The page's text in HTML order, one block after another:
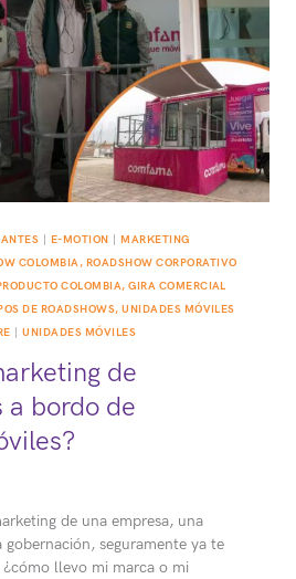
E-MOTION
MARKETING
COLOMBIA, ROADSHOW CORPORATIVO
COLOMBIA, GIRA COMERCIAL
DE ROADSHOWS, UNIDADES MÓVILES
|UNIDADES MÓVILES
de
a bordo de
de una empresa, una
seguramente ya te
llevo mi marca o mi